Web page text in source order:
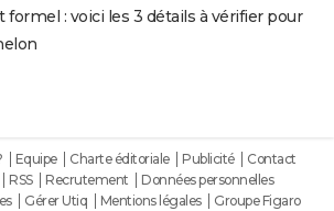
formel : voici les 3 détails à vérifier pour
Equipe Charte éditoriale Publicité
Contact
RSS Recrutement
Données personnelles
Gérer Utiq Mentions légales
Groupe Figaro